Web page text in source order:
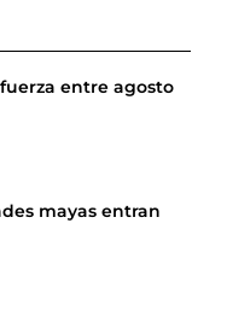
entre agosto
mayas entran